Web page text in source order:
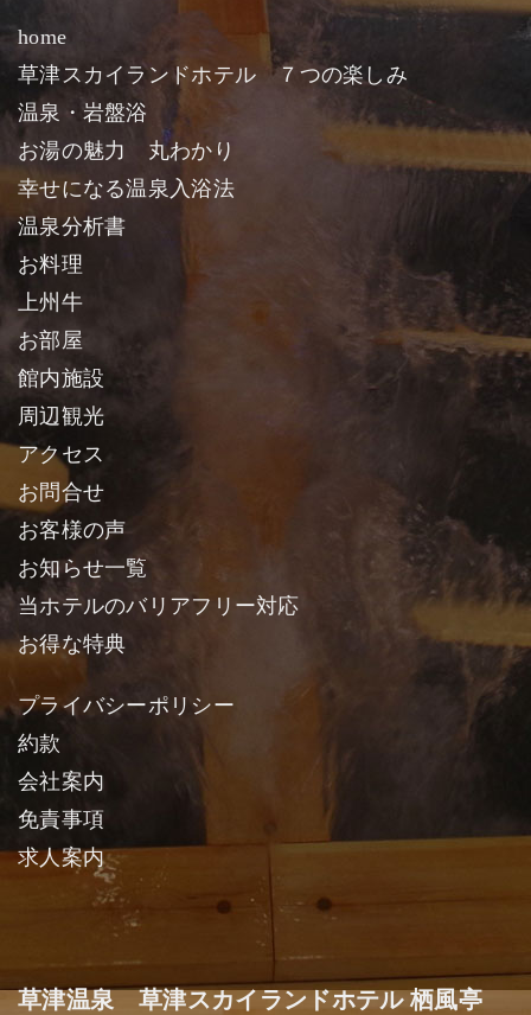
home
草津スカイランドホテル ７つの楽しみ
温泉・岩盤浴
お湯の魅力 丸わかり
幸せになる温泉入浴法
温泉分析書
お料理
上州牛
お部屋
館内施設
周辺観光
アクセス
お問合せ
お客様の声
お知らせ一覧
当ホテルのバリアフリー対応
お得な特典
プライバシーポリシー
約款
会社案内
免責事項
求人案内
草津温泉 草津スカイランドホテル 栖風亭